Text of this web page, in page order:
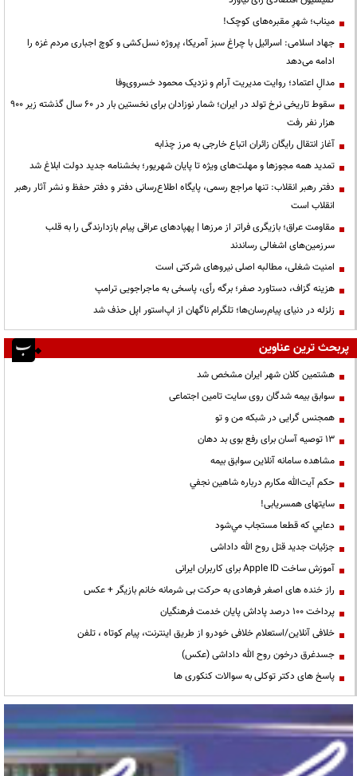
میناب؛ شهرِ مقبره‌های کوچک!
جهاد اسلامی: اسرائیل با چراغ سبز آمریکا، پروژه نسل‌کشی و کوچ اجباری مردم غزه را
ادامه می‌دهد
مدالِ اعتماد؛ روایت مدیریت آرام و نزدیک محمود خسروی‌وفا
سقوط تاریخی نرخ تولد در ایران؛ شمار نوزادان برای نخستین بار در ۶۰ سال گذشته زیر ۹۰۰
هزار نفر رفت
آغاز انتقال رایگان زائران اتباع خارجی به مرز چذابه
تمدید همه مجوزها و مهلت‌های ویژه تا پایان شهریور؛ بخشنامه جدید دولت ابلاغ شد
دفتر رهبر انقلاب: تنها مراجع رسمی، پایگاه اطلاع‌رسانی دفتر و دفتر حفظ و نشر آثار رهبر
انقلاب است
مقاومت عراق؛ بازیگری فراتر از مرزها | پهپادهای عراقی پیام بازدارندگی را به قلب
سرزمین‌های اشغالی رساندند
‌امنیت شغلی، مطالبه اصلی نیروهای شرکتی است
هزینه گزاف، دستاورد صفر؛ برگه رأی، پاسخی به ماجراجویی ترامپ
زلزله در دنیای پیام‌رسان‌ها؛ تلگرام ناگهان از اپ‌استور اپل حذف شد
پربحث ترین عناوین
هشتمین کلان شهر ایران مشخص شد
سوابق بیمه شدگان روی سایت تامین اجتماعی
همجنس گرایی در شبکه من و تو
13 توصیه آسان برای رفع بوی بد دهان
مشاهده سامانه آنلاين سوابق بیمه
حكم آيت‌الله مكارم درباره شاهين نجفي
سایتهای همسریابی!
دعايي كه قطعا مستجاب مي‌شود
جزئیات جدید قتل روح الله داداشی
آموزش ساخت Apple ID برای کاربران ایرانی
راز خنده های اصغر فرهادی به حرکت بی شرمانه خانم بازیگر + عکس
پرداخت ۱۰۰ درصد پاداش پایان خدمت فرهنگیان
خلافی آنلاین/استعلام خلافی خودرو از طریق اینترنت، پیام کوتاه ، تلفن
جسدغرق درخون روح الله داداشی (عکس)
پاسخ های دکتر توکلی به سوالات کنکوری ها